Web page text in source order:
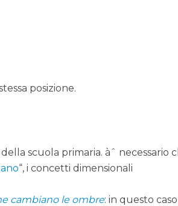
posizione.
scuola primaria. àˆ necessario
“, i concetti dimensionali
cambiano le ombre: in questo caso